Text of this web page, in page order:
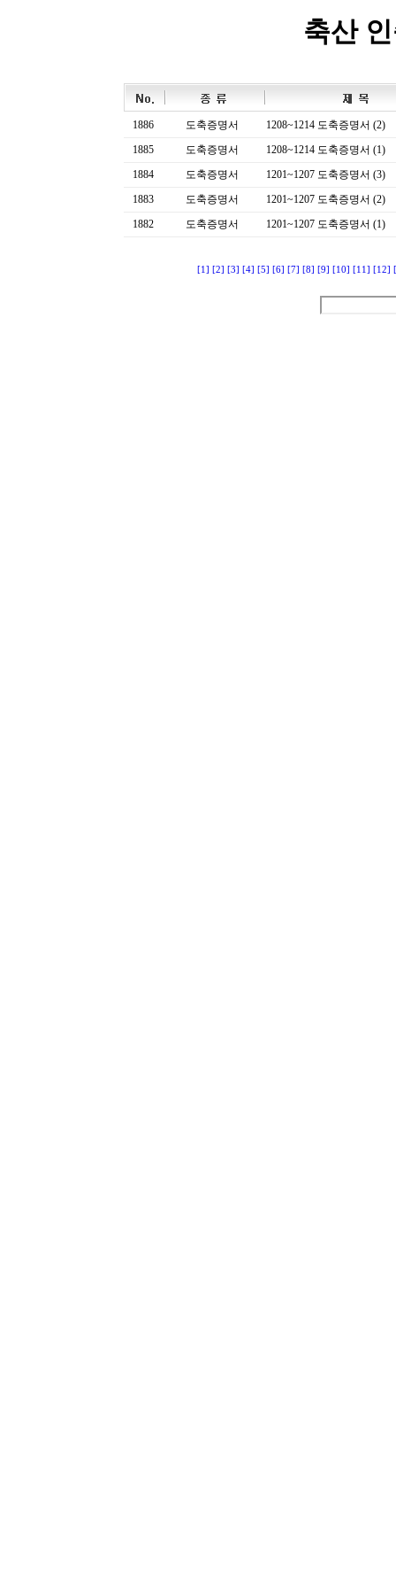
축산
1886 도축증명서
1208~1214 도축증명서 (2)
1885
도축증명서
1208~1214 도축증명서 (1)
1884
도축증명서
1201~1207 도축증명서 (3)
1883
도축증명서
1201~1207 도축증명서 (2)
1882
도축증명서 1201~1207 도축증명서 (1)
[1] [2] [3] [4] [5] [6] [7] [8] [9] [10] [11] [12]